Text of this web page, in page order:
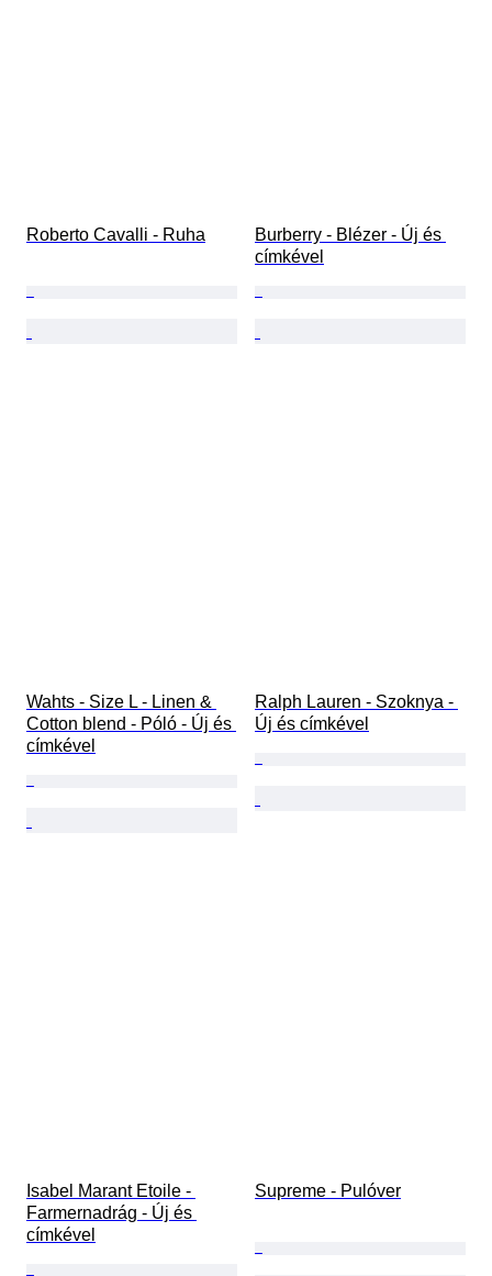
Roberto Cavalli - Ruha
Burberry - Blézer - Új és
címkével
Wahts - Size L - Linen &
Cotton blend - Póló - Új és
címkével
Ralph Lauren - Szoknya -
Új és címkével
Isabel Marant Etoile -
Farmernadrág - Új és
címkével
Supreme - Pulóver